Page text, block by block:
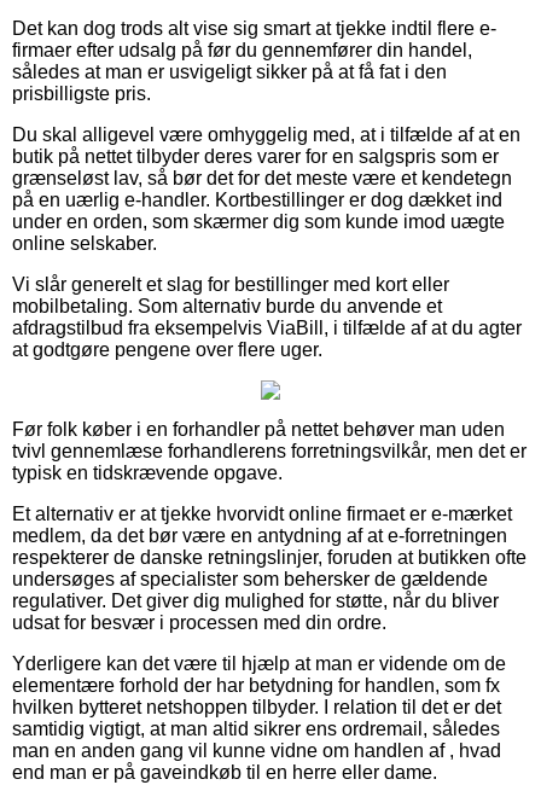
Det kan dog trods alt vise sig smart at tjekke indtil flere e-
firmaer efter udsalg på før du gennemfører din handel,
således at man er usvigeligt sikker på at få fat i den
prisbilligste pris.
Du skal alligevel være omhyggelig med, at i tilfælde af at en
butik på nettet tilbyder deres varer for en salgspris som er
grænseløst lav, så bør det for det meste være et kendetegn
på en uærlig e-handler. Kortbestillinger er dog dækket ind
under en orden, som skærmer dig som kunde imod uægte
online selskaber.
Vi slår generelt et slag for bestillinger med kort eller
mobilbetaling. Som alternativ burde du anvende et
afdragstilbud fra eksempelvis ViaBill, i tilfælde af at du agter
at godtgøre pengene over flere uger.
Før folk køber i en forhandler på nettet behøver man uden
tvivl gennemlæse forhandlerens forretningsvilkår, men det er
typisk en tidskrævende opgave.
Et alternativ er at tjekke hvorvidt online firmaet er e-mærket
medlem, da det bør være en antydning af at e-forretningen
respekterer de danske retningslinjer, foruden at butikken ofte
undersøges af specialister som behersker de gældende
regulativer. Det giver dig mulighed for støtte, når du bliver
udsat for besvær i processen med din ordre.
Yderligere kan det være til hjælp at man er vidende om de
elementære forhold der har betydning for handlen, som fx
hvilken bytteret netshoppen tilbyder. I relation til det er det
samtidig vigtigt, at man altid sikrer ens ordremail, således
man en anden gang vil kunne vidne om handlen af , hvad
end man er på gaveindkøb til en herre eller dame.